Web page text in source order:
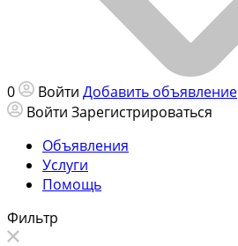
0 Войти Добавить объявление
Войти Зарегистрироваться
Объявления
Услуги
Помощь
Фильтр